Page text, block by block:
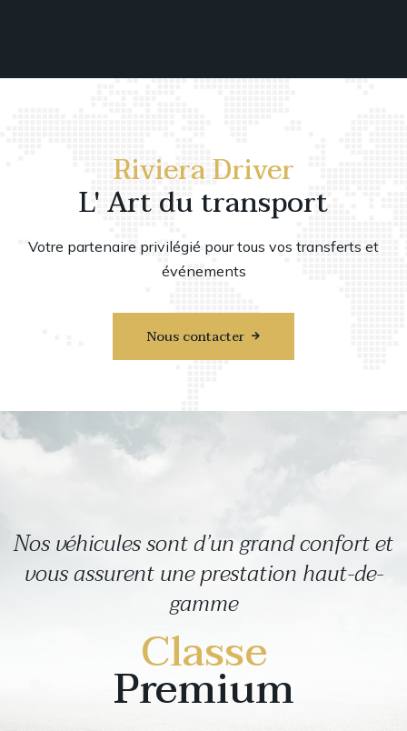
Riviera Driver
L' Art du transport
Votre partenaire privilégié pour tous vos transferts et
événements
Nous contacter
Nos véhicules sont d’un grand confort et
vous assurent une prestation haut-de-
gamme
Classe
Premium